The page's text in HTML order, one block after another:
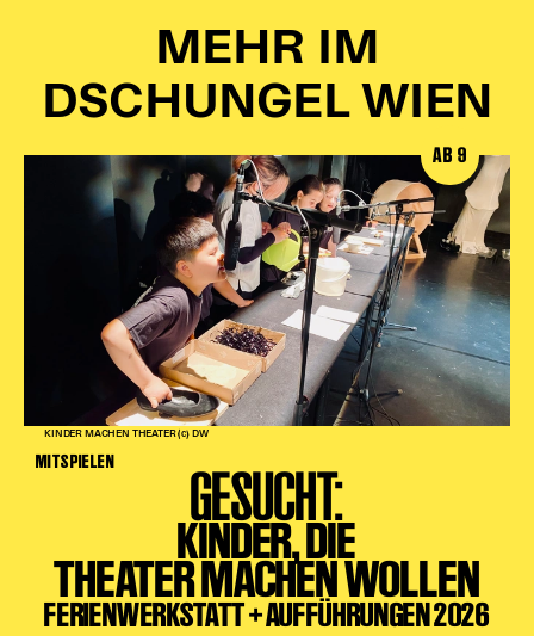
MEHR IM
DSCHUNGEL WIEN
KINDER MACHEN THEATER (c) DW
AB 9
MITSPIELEN GESUCHT:
KINDER, DIE
THEATER MACHEN WOLLEN
FERIENWERKSTATT + AUFFÜHRUNGEN 2026